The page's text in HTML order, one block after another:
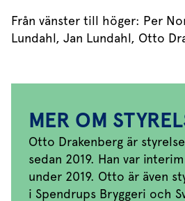
Från vänster till höger: Per
Lundahl, Jan Lundahl, Otto
MER OM
Otto Drakenberg är
sedan 2019. Han var
under 2019. Otto är även
i Spendrups Bryggeri och